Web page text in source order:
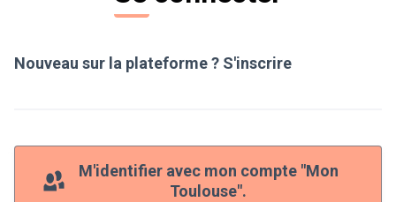
Nouveau sur la plateforme ? S'inscrire
M'identifier avec mon compte "Mon
Toulouse".